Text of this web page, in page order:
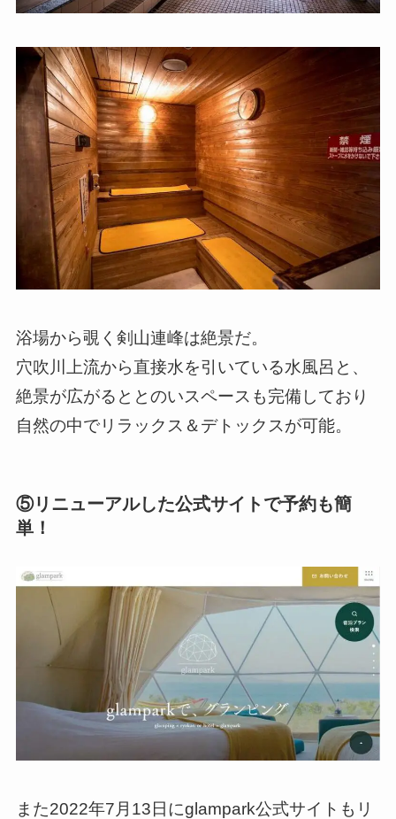
浴場から覗く剣山連峰は絶景だ。
穴吹川上流から直接水を引いている水風呂と、
絶景が広がるととのいスペースも完備しており
自然の中でリラックス＆デトックスが可能。
⑤リニューアルした公式サイトで予約も簡
単！
また2022年7月13日にglampark公式サイトもリ